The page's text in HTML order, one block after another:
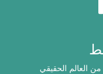
العالم الحقيقي